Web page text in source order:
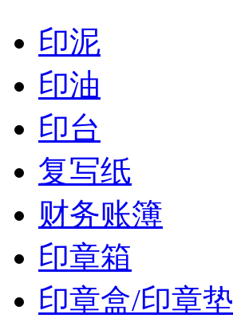
印泥
印油
印台
复写纸
财务账簿
印章箱
印章盒/印章垫